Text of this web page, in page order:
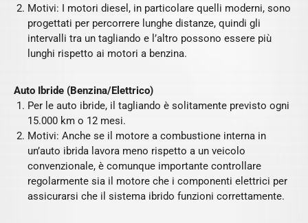
Motivi: I motori diesel, in particolare quelli moderni, sono
progettati per percorrere lunghe distanze, quindi gli
intervalli tra un tagliando e l’altro possono essere più
lunghi rispetto ai motori a benzina.
Auto Ibride (Benzina/Elettrico)
Per le auto ibride, il tagliando è solitamente previsto ogni
15.000 km o 12 mesi.
Motivi: Anche se il motore a combustione interna in
un’auto ibrida lavora meno rispetto a un veicolo
convenzionale, è comunque importante controllare
regolarmente sia il motore che i componenti elettrici per
assicurarsi che il sistema ibrido funzioni correttamente.